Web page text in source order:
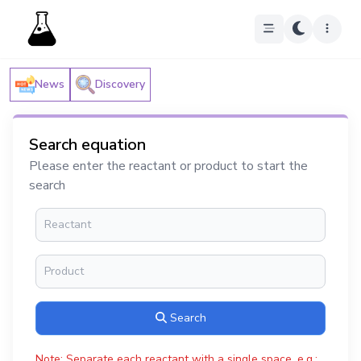
News Discovery
Search equation
Please enter the reactant or product to start the
search
Search